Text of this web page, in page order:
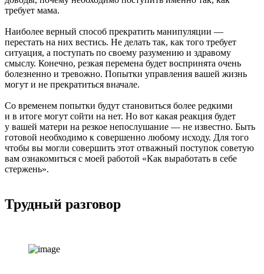
требует мама.
Наиболее верный способ прекратить манипуляции —
перестать на них вестись. Не делать так, как того требует
ситуация, а поступать по своему разумению и здравому
смыслу. Конечно, резкая перемена будет воспринята очень
болезненно и тревожно. Попытки управления вашей жизнь
могут и не прекратиться вначале.
Со временем попытки будут становиться более редкими
и в итоге могут сойти на нет. Но вот какая реакция будет
у вашей матери на резкое непослушание — не известно. Быть
готовой необходимо к совершенно любому исходу. Для того
чтобы вы могли совершить этот отважный поступок советую
вам ознакомиться с моей работой «Как выработать в себе
стержень».
Трудный разговор